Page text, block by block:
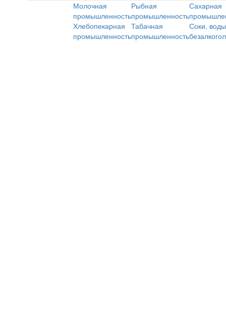
Молочная
промышленность
Рыбная
промышленность
Сахарная
Хлебопекарная
промышленность
Табачная
промышленность
Соки,